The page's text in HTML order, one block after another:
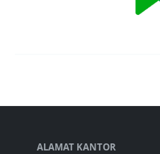
ALAMAT KANTOR